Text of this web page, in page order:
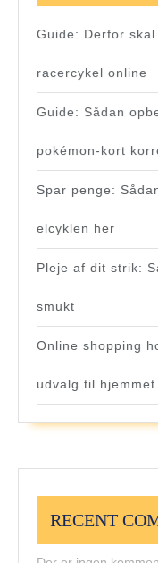
Guide: Derfor
racercykel online
Guide: Sådan
pokémon-kort
Spar penge:
elcyklen her
Pleje af dit strik:
smukt
Online shopping
udvalg til hjemmet
RECENT